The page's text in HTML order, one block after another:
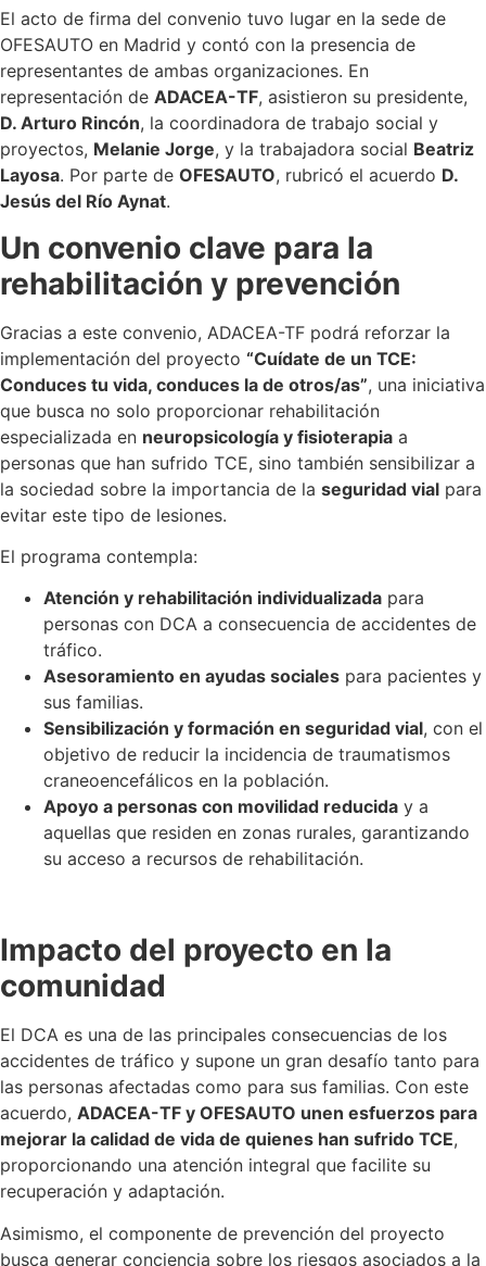
El acto de firma del convenio tuvo lugar en la sede de
OFESAUTO en Madrid y contó con la presencia de
representantes de ambas organizaciones. En
representación de ADACEA-TF, asistieron su presidente,
D. Arturo Rincón, la coordinadora de trabajo social y
proyectos, Melanie Jorge, y la trabajadora social Beatriz
Layosa. Por parte de OFESAUTO, rubricó el acuerdo D.
Jesús del Río Aynat.
Un convenio clave para la
rehabilitación y prevención
Gracias a este convenio, ADACEA-TF podrá reforzar la
implementación del proyecto “Cuídate de un TCE:
Conduces tu vida, conduces la de otros/as”, una iniciativa
que busca no solo proporcionar rehabilitación
especializada en neuropsicología y fisioterapia a
personas que han sufrido TCE, sino también sensibilizar a
la sociedad sobre la importancia de la seguridad vial para
evitar este tipo de lesiones.
El programa contempla:
Atención y rehabilitación individualizada para
personas con DCA a consecuencia de accidentes de
tráfico.
Asesoramiento en ayudas sociales para pacientes y
sus familias.
Sensibilización y formación en seguridad vial, con el
objetivo de reducir la incidencia de traumatismos
craneoencefálicos en la población.
Apoyo a personas con movilidad reducida y a
aquellas que residen en zonas rurales, garantizando
su acceso a recursos de rehabilitación.
Impacto del proyecto en la
comunidad
El DCA es una de las principales consecuencias de los
accidentes de tráfico y supone un gran desafío tanto para
las personas afectadas como para sus familias. Con este
acuerdo, ADACEA-TF y OFESAUTO unen esfuerzos para
mejorar la calidad de vida de quienes han sufrido TCE,
proporcionando una atención integral que facilite su
recuperación y adaptación.
Asimismo, el componente de prevención del proyecto
busca generar conciencia sobre los riesgos asociados a la